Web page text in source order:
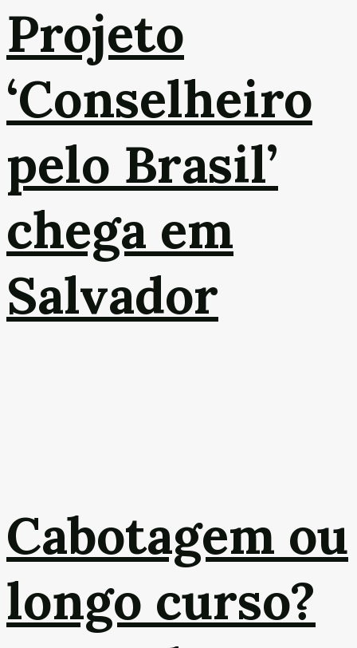
Projeto
‘Conselheiro
pelo Brasil’
chega em
Salvador
Cabotagem ou
longo curso?